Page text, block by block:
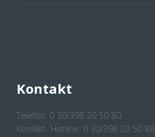
Kontakt
Telefon: 0 30/398 20 50 80
Konflikt- Hotline: 0 30/398 20 50 88